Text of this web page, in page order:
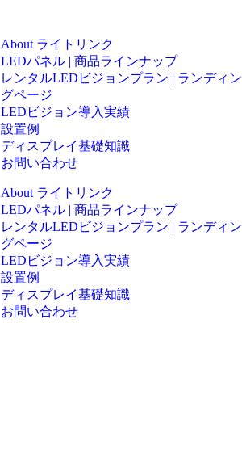
About ライトリンク
LEDパネル | 商品ラインナップ
レンタルLEDビジョンプラン | ランディン
グページ
LEDビジョン導入実績
設置例
ディスプレイ基礎知識
お問い合わせ
About ライトリンク
LEDパネル | 商品ラインナップ
レンタルLEDビジョンプラン | ランディン
グページ
LEDビジョン導入実績
設置例
ディスプレイ基礎知識
お問い合わせ